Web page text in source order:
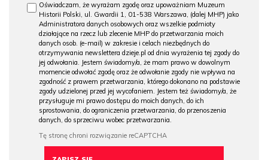
Oświadczam, że wyrażam zgodę oraz upoważniam Muzeum
Historii Polski, ul. Gwardii 1, 01-538 Warszawa, (dalej MHP) jako
Administratora danych osobowych oraz wszelkie podmioty
działające na rzecz lub zlecenie MHP do przetwarzania moich
danych osob. (e-mail) w zakresie i celach niezbędnych do
otrzymywania newslettera dzieje.pl od dnia wyrażenia tej zgody do
jej odwołania. Jestem świadomy/a, że mam prawo w dowolnym
momencie odwołać zgodę oraz że odwołanie zgody nie wpływa na
zgodność z prawem przetwarzania, którego dokonano na podstawie
zgody udzielonej przed jej wycofaniem. Jestem też świadomy/a, że
przysługuje mi prawo dostępu do moich danych, do ich
sprostowania, do ograniczenia przetwarzania, do przenoszenia
danych, do sprzeciwu wobec przetwarzania.